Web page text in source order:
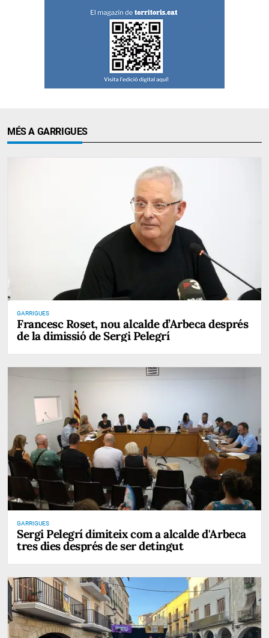
MÉS A GARRIGUES
GARRIGUES
Francesc Roset, nou alcalde d’Arbeca després
de la dimissió de Sergi Pelegrí
GARRIGUES
Sergi Pelegrí dimiteix com a alcalde d'Arbeca
tres dies després de ser detingut